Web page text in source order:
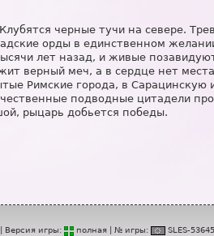
черные тучи на севере.
орды в единственном
лет назад, и живые
верный меч, а в сердце нет
Римские города, в
подводные цитадели
рыцарь добьется победы.
| Версия игры: полная | № игры: SL ES-53645